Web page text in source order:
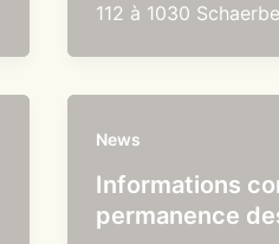
112 à 1030
News
Informations
permanence